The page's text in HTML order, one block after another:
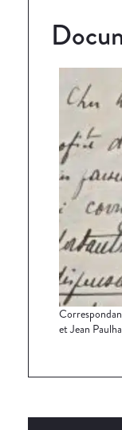
et Jean